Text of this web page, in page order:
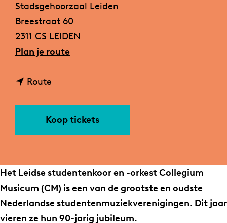
Stadsgehoorzaal Leiden
Breestraat 60
2311 CS LEIDEN
Plan je routen
K
.
O
.
Route
S
.
K
.
Koop tickets
Het Leidse studentenkoor en -orkest Collegium
Musicum (CM) is een van de grootste en oudste
Nederlandse studentenmuziekverenigingen. Dit jaar
vieren ze hun 90-jarig jubileum.